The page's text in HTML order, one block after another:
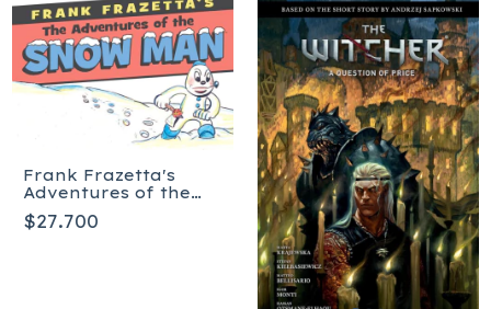
Frank Frazetta's
Adventures of the
Snowman - Inglés
$27.700